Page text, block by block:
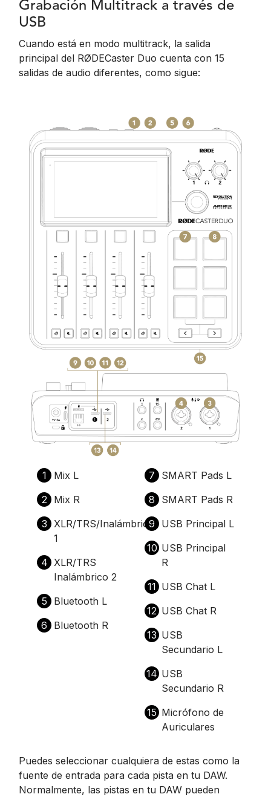
Grabación Multitrack a través de
USB
Cuando está en modo multitrack, la salida
principal del RØDECaster Duo cuenta con 15
salidas de audio diferentes, como sigue:
1
Mix L
2
Mix R
3
XLR/TRS/Inalámbrico
1
4 XLR/TRS
Inalámbrico 2
5
Bluetooth L
6
Bluetooth R
7
SMART Pads L
8
SMART Pads R
9
USB Principal L
10 USB Principal
R
11 USB Chat L
12 USB Chat R
13 USB
Secundario L
14 USB
Secundario R
15 Micrófono de
Auriculares
Puedes seleccionar cualquiera de estas como la
fuente de entrada para cada pista en tu DAW.
Normalmente, las pistas en tu DAW pueden